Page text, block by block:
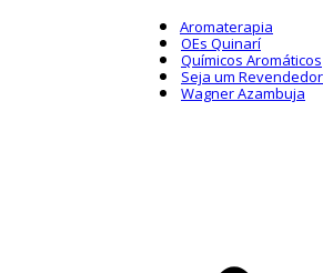
Aromaterapia
OEs Quinarí
Químicos Aromáticos
Seja um Revendedor
Wagner Azambuja